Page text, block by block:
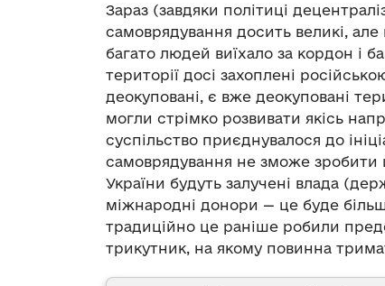
Зараз (завдяки політиці
самоврядування досить великі,
багато людей виїхало за кордон і
території досі захоплені
деокуповані, є вже деокуповані
могли стрімко розвивати якісь
суспільство приєднувалося до
самоврядування не зможе зробити
України будуть залучені влада
міжнародні донори — це буде
традиційно це раніше робили
трикутник, на якому повинна